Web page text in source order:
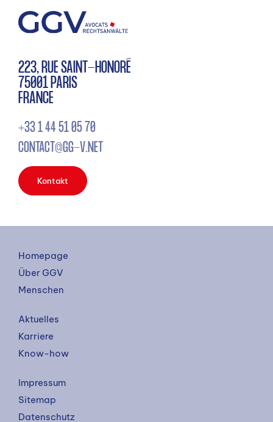
223, RUE SAINT-HONORÉ
75001 PARIS
FRANCE
+33 1 44 51 05 70
CONTACT@GG-V.NET
Kontakt
Homepage
Über GGV
Menschen
Aktuelles
Karriere
Know-how
Impressum
Sitemap
Datenschutz